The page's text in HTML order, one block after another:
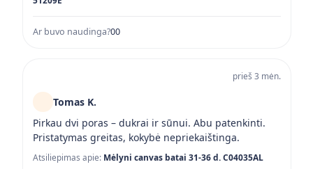
Ar buvo naudinga?00
prieš 3 mėn.
Tomas K.
Pirkau dvi poras – dukrai ir sūnui. Abu patenkinti.
Pristatymas greitas, kokybė nepriekaištinga.
Atsiliepimas apie: Mėlyni canvas batai 31-36 d. C04035AL